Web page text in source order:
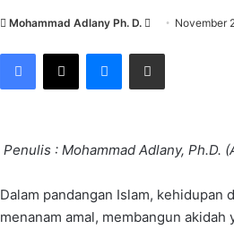
Mohammad Adlany Ph. D.
Send
email
November
Facebook
X Messenger
Share via Email
Penulis : Mohammad Adlany, Ph.D.
Dalam pandangan Islam, kehidupan
menanam amal, membangun